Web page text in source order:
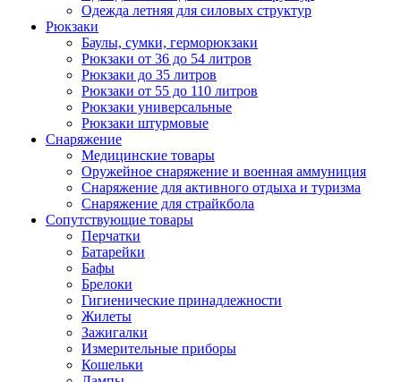
Одежда летняя для силовых структур
Рюкзаки
Баулы, сумки, герморюкзаки
Рюкзаки от 36 до 54 литров
Рюкзаки до 35 литров
Рюкзаки от 55 до 110 литров
Рюкзаки универсальные
Рюкзаки штурмовые
Снаряжение
Медицинские товары
Оружейное снаряжение и военная аммуниция
Снаряжение для активного отдыха и туризма
Снаряжение для страйкбола
Сопутствующие товары
Перчатки
Батарейки
Бафы
Брелоки
Гигиенические принадлежности
Жилеты
Зажигалки
Измерительные приборы
Кошельки